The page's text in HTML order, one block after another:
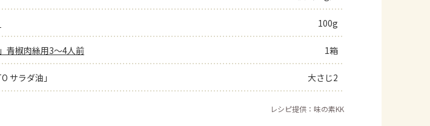
100g
青椒肉絲用3～4人前 1箱
サラダ油」 大さじ2
レシピ提供：味の素KK